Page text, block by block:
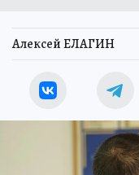
Алексей ЕЛАГИН